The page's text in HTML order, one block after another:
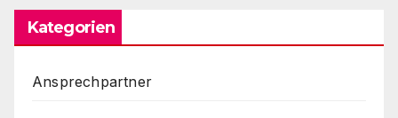
Kategorien
Ansprechpartner